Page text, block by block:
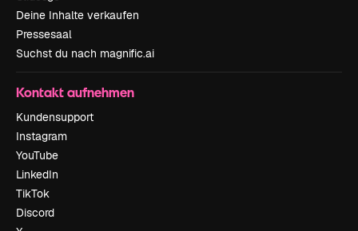
Deine Inhalte verkaufen
Pressesaal
Suchst du nach magnific.ai
Kontakt aufnehmen
Kundensupport
Instagram
YouTube
LinkedIn
TikTok
Discord